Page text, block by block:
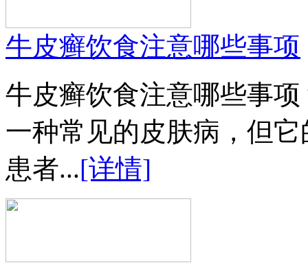
牛皮癣饮食注意哪些事项
牛皮癣饮食注意哪些事
一种常见的皮肤病，但
患者...[详情]